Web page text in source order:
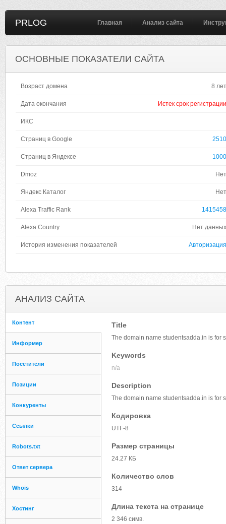
PRLOG Главная Анализ сайта
ОСНОВНЫЕ ПОКАЗАТЕЛИ САЙТА
Возраст домена 8 лет
Дата окончания Истек срок регистрации
ИКС
Страниц в Google 2510
Страниц в Яндексе 1000
Dmoz Нет
Яндекс Каталог Нет
Alexa Traffic Rank 1415458
Alexa Country Нет данных
История изменения показателей Авторизация
АНАЛИЗ САЙТА
Контент
Информер
Посетители
Позиции
Конкуренты
Ссылки
Robots.txt
Ответ сервера
Whois
Хостинг
Title
The domain name studentsadda.in is for
Keywords
n/a
Description
The domain name studentsadda.in is for
Кодировка
UTF-8
Размер страницы
24.27 КБ
Количество слов
314
Длина текста на странице
2 346 симв.